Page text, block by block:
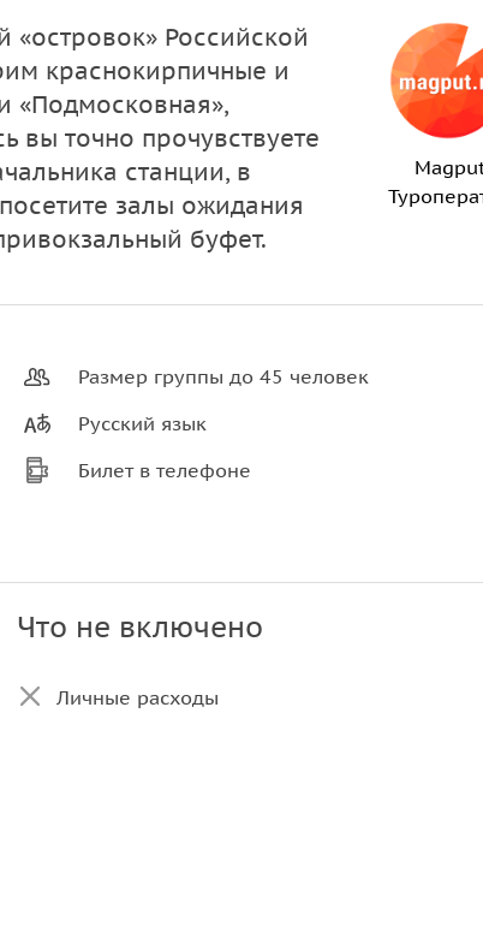
«островок» Российской
краснокирпичные и
«Подмосковная»,
вы точно прочувствуете
станции, в
залы ожидания
буфет.
Размер группы до 45 человек
Русский язык
Билет в телефоне
Что не включено
Личные расходы